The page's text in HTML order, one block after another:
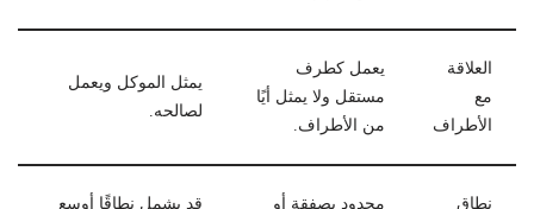
العلاقة
مع
الأطراف
يعمل كطرف
مستقل ولا يمثل أيًا
من الأطراف.
يمثل الموكل ويعمل
لصالحه.
نطاق محدود بصفقة أو قد يشمل نطاقًا أوسع